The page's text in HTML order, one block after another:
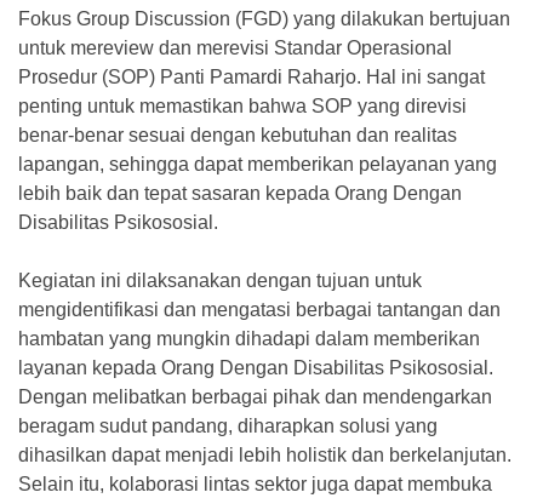
Fokus Group Discussion (FGD) yang dilakukan bertujuan
untuk mereview dan merevisi Standar Operasional
Prosedur (SOP) Panti Pamardi Raharjo. Hal ini sangat
penting untuk memastikan bahwa SOP yang direvisi
benar-benar sesuai dengan kebutuhan dan realitas
lapangan, sehingga dapat memberikan pelayanan yang
lebih baik dan tepat sasaran kepada Orang Dengan
Disabilitas Psikososial.
Kegiatan ini dilaksanakan dengan tujuan untuk
mengidentifikasi dan mengatasi berbagai tantangan dan
hambatan yang mungkin dihadapi dalam memberikan
layanan kepada Orang Dengan Disabilitas Psikososial.
Dengan melibatkan berbagai pihak dan mendengarkan
beragam sudut pandang, diharapkan solusi yang
dihasilkan dapat menjadi lebih holistik dan berkelanjutan.
Selain itu, kolaborasi lintas sektor juga dapat membuka